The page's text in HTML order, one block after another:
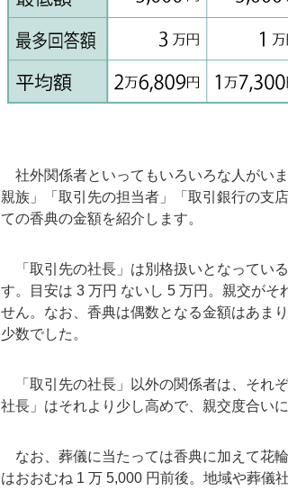
社外関係者といってもいろいろな人がい
親族」「取引先の担当者」「取引銀行の支
ての香典の金額を紹介します。
「取引先の社長」は別格扱いとなってい
す。目安は 3 万円 ないし 5 万円。親交がそ
せん。なお、香典は偶数となる金額はあま
少数でした。
「取引先の社長」以外の関係者は、それ
社長」はそれより少し高めで、親交度合い
なお、葬儀に当たっては香典に加えて花
はおおむね 1 万 5,000 円前後。地域や葬儀